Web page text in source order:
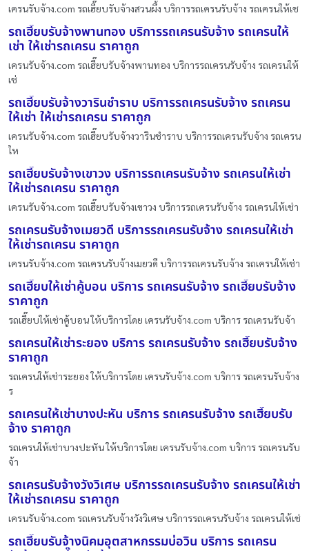
เครนรับจ้าง.com รถเฮี๊ยบรับจ้างสวนผึ้ง บริการรถเครนรับจ้าง รถเครนให้เช
รถเฮี๊ยบรับจ้างพานทอง บริการรถเครนรับจ้าง รถเครนให้
เช่า ให้เช่ารถเครน ราคาถูก
เครนรับจ้าง.com รถเฮี๊ยบรับจ้างพานทอง บริการรถเครนรับจ้าง รถเครนให้
เช่
รถเฮี๊ยบรับจ้างวารินชำราบ บริการรถเครนรับจ้าง รถเครน
ให้เช่า ให้เช่ารถเครน ราคาถูก
เครนรับจ้าง.com รถเฮี๊ยบรับจ้างวารินชำราบ บริการรถเครนรับจ้าง รถเครน
ให
รถเฮี๊ยบรับจ้างเขาวง บริการรถเครนรับจ้าง รถเครนให้เช่า
ให้เช่ารถเครน ราคาถูก
เครนรับจ้าง.com รถเฮี๊ยบรับจ้างเขาวง บริการรถเครนรับจ้าง รถเครนให้เช่า
รถเครนรับจ้างเมยวดี บริการรถเครนรับจ้าง รถเครนให้เช่า
ให้เช่ารถเครน ราคาถูก
เครนรับจ้าง.com รถเครนรับจ้างเมยวดี บริการรถเครนรับจ้าง รถเครนให้เช่า
รถเฮี๊ยบให้เช่าคู้บอน บริการ รถเครนรับจ้าง รถเฮี๊ยบรับจ้าง
ราคาถูก
รถเฮี๊ยบให้เช่าคู้บอน ให้บริการโดย เครนรับจ้าง.com บริการ รถเครนรับจ้า
รถเครนให้เช่าระยอง บริการ รถเครนรับจ้าง รถเฮี๊ยบรับจ้าง
ราคาถูก
รถเครนให้เช่าระยอง ให้บริการโดย เครนรับจ้าง.com บริการ รถเครนรับจ้าง
ร
รถเครนให้เช่าบางปะหัน บริการ รถเครนรับจ้าง รถเฮี๊ยบรับ
จ้าง ราคาถูก
รถเครนให้เช่าบางปะหัน ให้บริการโดย เครนรับจ้าง.com บริการ รถเครนรับ
จ้า
รถเครนรับจ้างวังวิเศษ บริการรถเครนรับจ้าง รถเครนให้เช่า
ให้เช่ารถเครน ราคาถูก
เครนรับจ้าง.com รถเครนรับจ้างวังวิเศษ บริการรถเครนรับจ้าง รถเครนให้เช่
รถเฮี๊ยบรับจ้างนิคมอุตสาหกรรมบ่อวิน บริการ รถเครน